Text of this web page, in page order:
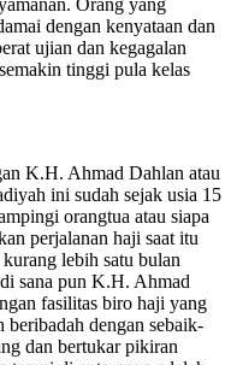
Orang yang
dengan kenyataan dan
ujian dan kegagalan
tinggi pula kelas
K.H. Ahmad Dahlan atau
ini sudah sejak usia 15
orangtua atau siapa
perjalanan haji saat itu
lebih satu bulan
sana pun K.H. Ahmad
fasilitas biro haji yang
dengan sebaik-
dan bertukar pikiran